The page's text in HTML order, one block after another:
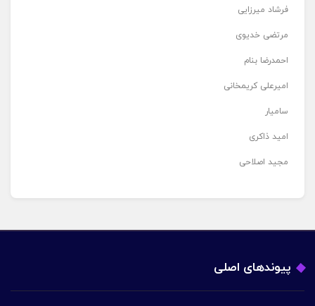
فرشاد میرزایی
مرتضی خدیوی
احمدرضا بنام
امیرعلی کریمخانی
سامیار
امید ذاکری
مجید اصلاحی
پیوندهای اصلی